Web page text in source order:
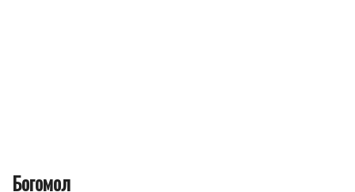
Богомол